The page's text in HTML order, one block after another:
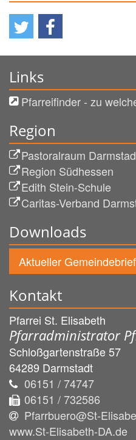
Links
Pfarreifinder - zu
Region
Pastoralraum
Region Südhessen
Edith Stein-Schule
Caritas-Verband
Downloads
Aktueller Gemeindebrief
Kontakt
Pfarrei St. Elisabeth
Pfarradministrator
Schloßgartenstraße 57
64289 Darmstadt
06151 / 74747
06151 / 732586
Pfarrbuero@St-
www.St-Elisabeth-DA.de